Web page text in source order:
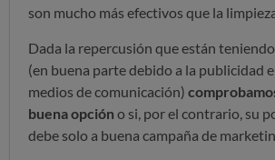
son mucho más efectivos que la
Dada la repercusión que están
(en buena parte debido a la publicidad
medios de comunicación)
buena opción o si, por el contrario, su
debe solo a buena campaña de